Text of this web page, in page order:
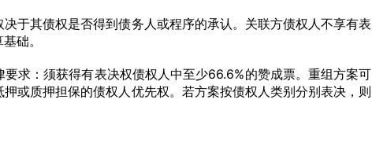
于其债权是否得到债务人或程序的承认。关联方债权人不享有表
础。
求：须获得有表决权债权人中至少66.6%的赞成票。重组方案可
或质押担保的债权人优先权。若方案按债权人类别分别表决，则